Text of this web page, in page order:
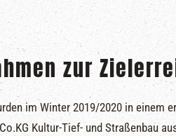
zur
im Winter 2019/2020 in
Kultur-Tief- und Straßenbau